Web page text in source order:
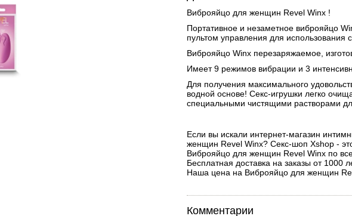
Виброяйцо для женщин Revel Winx !
Портативное и незаметное виброяйцо
пультом управления для использования
Виброяйцо Winx перезаряжаемое,
Имеет 9 режимов вибрации и 3
Для получения максимального
водной основе! Секс-игрушки легко
специальными чистящими растворами
Если вы искали интернет-магазин
женщин Revel Winx? Секс-шоп Xshop -
Виброяйцо для женщин Revel Winx по
Бесплатная доставка на заказы от
Наша цена на Виброяйцо для женщин
Комментарии